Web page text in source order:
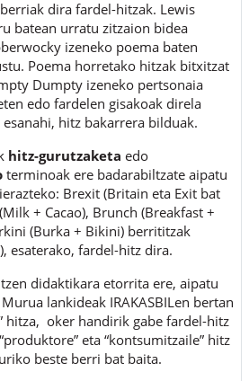
dira fardel-hitzak. Lewis
batean urratu zitzaion bidea
izeneko poema baten
Poema horretako hitzak bitxitzat
Dumpty izeneko pertsonaia
edo fardelen gisakoak direla
hitz bakarrera bilduak.
hitz-gurutzaketa edo
terminoak ere badarabiltzate aipatu
Brexit (Britain eta Exit bat
+ Cacao), Brunch (Breakfast +
(Burka + Bikini) berrititzak
esaterako, fardel-hitz dira.
didaktikara etorrita ere, aipatu
lankideak IRAKASBILen bertan
hitza, oker handirik gabe fardel-hitz
eta “kontsumitzaile” hitz
beste berri bat baita.